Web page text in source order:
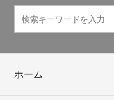
ホーム